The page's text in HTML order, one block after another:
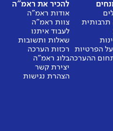
תרבותית
הפרטיות
ההערכה
להכיר את ראמ"ה
אודות ראמ"ה
צוות ראמ"ה
לעבוד איתנו
שאלות ותשובות
רכזות הערכה
בלוג ראמ"ה
יצירת קשר
הצהרת נגישות